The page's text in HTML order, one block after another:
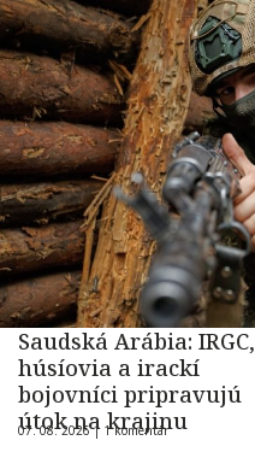
Saudská Arábia: IRGC,
húsíovia a irackí
bojovníci pripravujú
útok na krajinu
07. 08. 2026 | 1 komentár